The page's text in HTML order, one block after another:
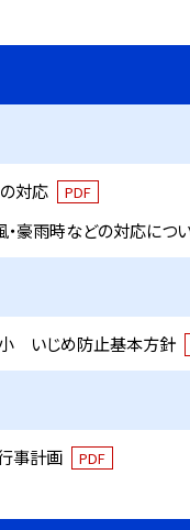
対応 PDF
・豪雨時などの対応につ
いじめ防止基本方針
事計画 PDF